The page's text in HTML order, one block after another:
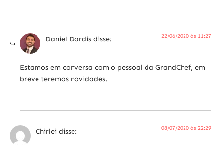
Daniel Dardis disse: 22/06/2020 às 11:27
Estamos em conversa com o pessoal da GrandChef, em
breve teremos novidades.
Chirlei disse: 08/07/2020 às 22:29